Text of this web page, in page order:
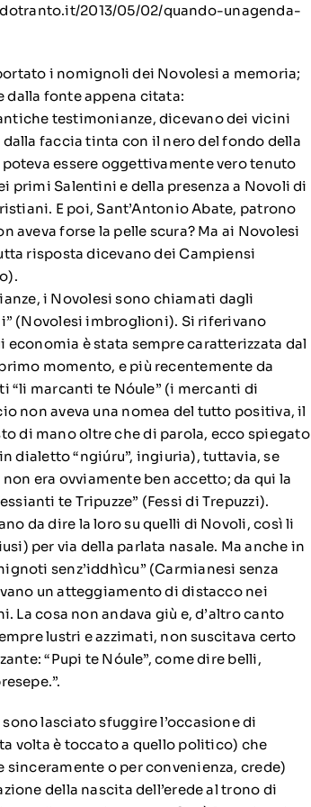
2013/05/02/quando-unagenda-
i nomignoli dei Novolesi a memoria;
fonte appena citata:
testimonianze, dicevano dei vicini
faccia tinta con il nero del fondo della
essere oggettivamente vero tenuto
Salentini e della presenza a Novoli di
E poi, Sant’Antonio Abate, patrono
aveva forse la pelle scura? Ma ai Novolesi
risposta dicevano dei Campiensi
i Novolesi sono chiamati dagli
(Novolesi imbroglioni). Si riferivano
economia è stata sempre caratterizzata dal
momento, e più recentemente da
“li marcanti te Nóule” (i mercanti di
non aveva una nomea del tutto positiva, il
di mano oltre che di parola, ecco spiegato
dialetto “ngiúru”, ingiuria), tuttavia, se
era ovviamente ben accetto; da qui la
te Tripuzze” (Fessi di Trepuzzi).
da dire la loro su quelli di Novoli, così li
per via della parlata nasale. Ma anche in
senz’iddhìcu” (Carmianesi senza
un atteggiamento di distacco nei
cosa non andava giù e, d’altro canto
lustri e azzimati, non suscitava certo
“Pupi te Nóule”, come dire belli,
lasciato sfuggire l’occasione di
volta è toccato a quello politico) che
sinceramente o per convenienza, crede)
della nascita dell’erede al trono di